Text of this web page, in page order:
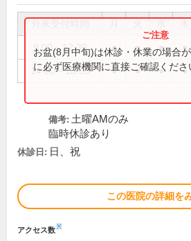
9:00～12:30 ● ● ● ●
14:00～18:00 ● ● ● ●
お盆(8月中旬)は休診・休業の場合
に必ず医療機関に直接ご確認くださ
備考: 土曜AMのみ
臨時休診あり
休診日: 日、祝
この医院の詳細を
アクセス数※